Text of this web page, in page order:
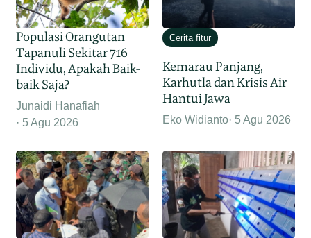
Populasi Orangutan
Tapanuli Sekitar 716
Individu, Apakah Baik-
baik Saja?
Junaidi Hanafiah
5 Agu 2026
Cerita fitur
Kemarau Panjang,
Karhutla dan Krisis Air
Hantui Jawa
Eko Widianto 5 Agu 2026